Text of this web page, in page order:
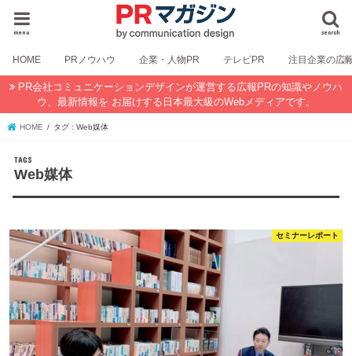
search
menu
HOME PRノウハウ 企業・人物PR テレビPR 注目企業の広
PR会社コミュニケーションデザインが運営する広報PRの知識やノウハ
ウ、最新情報を お届けする日本最大級のWebメディアです。
HOME タグ : Web媒体
Web媒体
セミナーレポート